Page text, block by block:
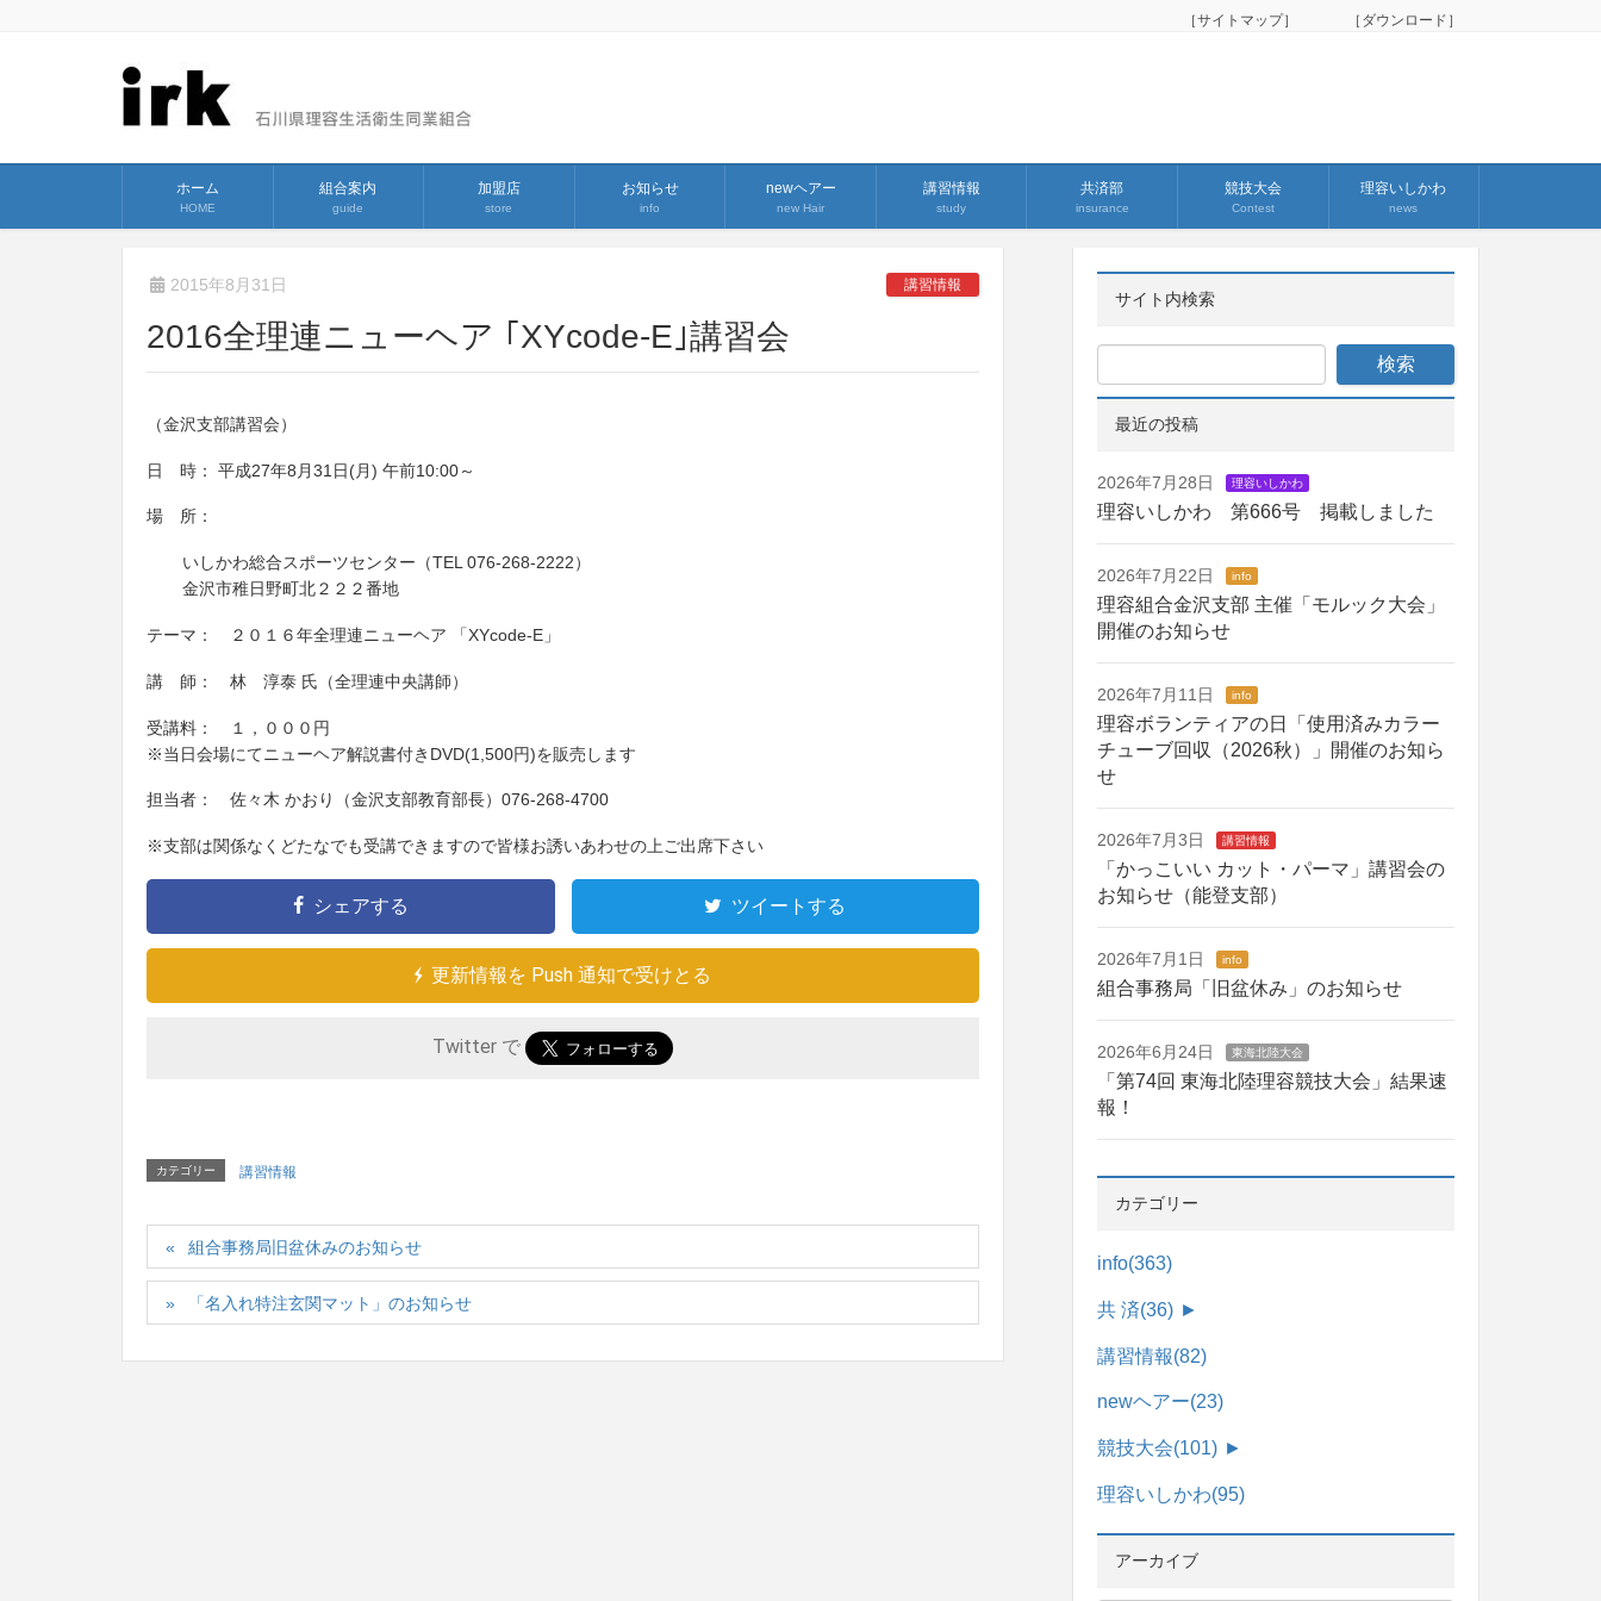
［サイトマップ］ ［ダウンロード］
ホーム
HOME
組合案内
guide
加盟店
store
お知らせ
info
newヘアー
new Hair
講習情報
study
共済部
insurance
競技大会
Contest
理容いしかわ
news
2015年8月31日 講習情報
2016全理連ニューヘア ｢XYcode-E｣講習会
（金沢支部講習会）
日 時： 平成27年8月31日(月) 午前10:00～
場 所：
いしかわ総合スポーツセンター（TEL 076-268-2222）
金沢市稚日野町北２２２番地
テーマ： ２０１６年全理連ニューヘア 「XYcode-E」
講 師： 林 淳泰 氏（全理連中央講師）
受講料： １，０００円
※当日会場にてニューヘア解説書付きDVD(1,500円)を販売します
担当者： 佐々木 かおり（金沢支部教育部長）076-268-4700
※支部は関係なくどたなでも受講できますので皆様お誘いあわせの上ご出席下さい
シェアする ツイートする
更新情報を Push 通知で受けとる
Twitter で
カテゴリー 講習情報
組合事務局旧盆休みのお知らせ
「名入れ特注玄関マット」のお知らせ
サイト内検索
最近の投稿
2026年7月28日 理容いしかわ
理容いしかわ 第666号 掲載しました
2026年7月22日 info
理容組合金沢支部 主催「モルック大会」
開催のお知らせ
2026年7月11日 info
理容ボランティアの日「使用済みカラー
チューブ回収（2026秋）」開催のお知ら
せ
2026年7月3日 講習情報
「かっこいい カット・パーマ」講習会の
お知らせ（能登支部）
2026年7月1日 info
組合事務局「旧盆休み」のお知らせ
2026年6月24日 東海北陸大会
「第74回 東海北陸理容競技大会」結果速
報！
カテゴリー
info(363)
共 済(36) ►
講習情報(82)
newヘアー(23)
競技大会(101) ►
理容いしかわ(95)
アーカイブ